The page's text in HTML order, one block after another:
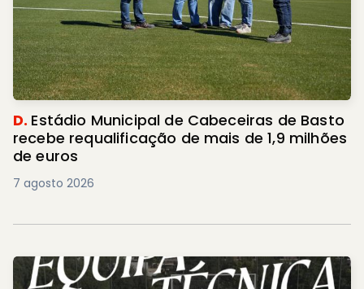
D. Estádio Municipal de Cabeceiras de Basto
recebe requalificação de mais de 1,9 milhões
de euros
7 agosto 2026